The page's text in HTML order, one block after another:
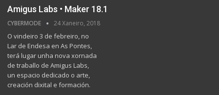
Amigus Labs • Maker 18.1
CYBERMODE 24 Xaneiro, 2018
O vindeiro 3 de febreiro, no
Lar de Endesa en As Pontes,
terá lugar unha nova xornada
de traballo de Amigus Labs,
un espacio dedicado o arte,
creación dixital e formación.